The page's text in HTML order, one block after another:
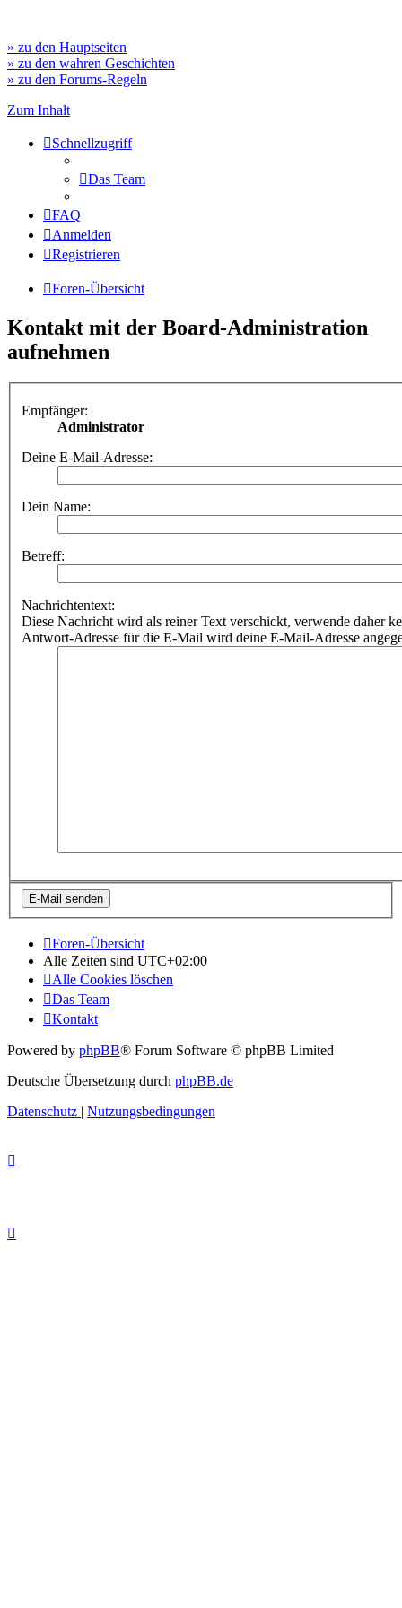
» zu den Hauptseiten
» zu den wahren Geschichten
» zu den Forums-Regeln
Zum Inhalt
Schnellzugriff
Das Team
FAQ
Anmelden
Registrieren
Foren-Übersicht
Kontakt mit der Board-Administration
aufnehmen
Empfänger:
Administrator
Deine E-Mail-Adresse:
Dein Name:
Betreff:
Nachrichtentext:
Diese Nachricht wird als reiner Text verschickt, verwende daher
Antwort-Adresse für die E-Mail wird deine E-Mail-Adresse
Foren-Übersicht
Alle Zeiten sind UTC+02:00
Alle Cookies löschen
Das Team
Kontakt
Powered by phpBB® Forum Software © phpBB Limited
Deutsche Übersetzung durch phpBB.de
Datenschutz | Nutzungsbedingungen